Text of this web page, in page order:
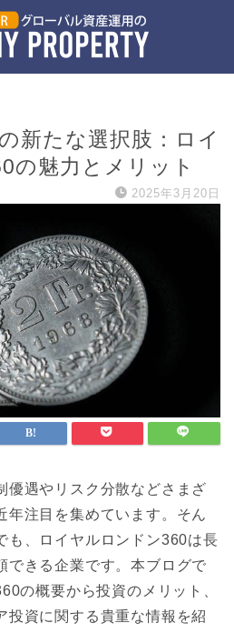
新たな選択肢：ロイ
の魅力とメリット
2025年3月20日
優遇やリスク分散などさまざ
年注目を集めています。そん
も、ロイヤルロンドン360は長
できる企業です。本ブログで
の概要から投資のメリット、
投資に関する貴重な情報を紹